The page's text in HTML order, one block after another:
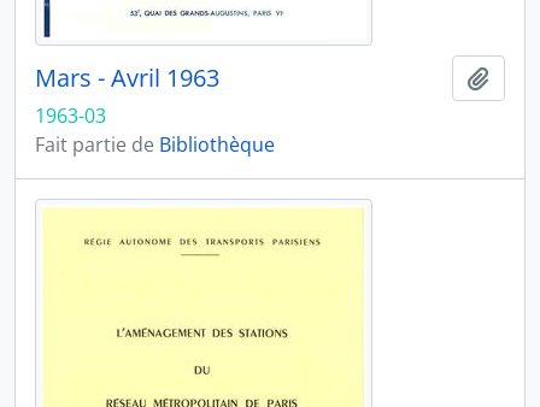
Mars - Avril 1963
1963-03
Fait partie de Bibliothèque